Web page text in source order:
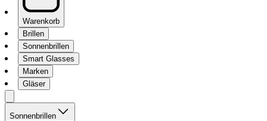
Warenkorb
Brillen
Sonnenbrillen
Smart Glasses
Marken
Gläser
Sonnenbrillen